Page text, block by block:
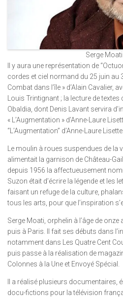
Serge
Il y aura une représentation de
cordes et ciel normand du 25 juin au
Combat dans l’île » d’Alain Cavalier,
Louis Trintignant ; la lecture de
Obaldia, dont Denis Lavant servira
« L’Augmentation » d’Anne-Laure
“L’Augmentation” d’Anne-Laure Lisette.
Le moulin à roues suspendues de la
alimentait la garnison de Château-
depuis 1956 la affectueusement
Suzon était d’écrire la légende et les
faisant un refuge de la culture,
tous les arts, pour que l’inspiration
Serge Moati, orphelin à l’âge de onze
puis à Paris. Il fait ses débuts dans
notamment dans Les Quatre Cent
puis passe à la réalisation de
Colonnes à la Une et Envoyé Spécial.
Il a réalisé plusieurs documentaires,
docu-fictions pour la télévision